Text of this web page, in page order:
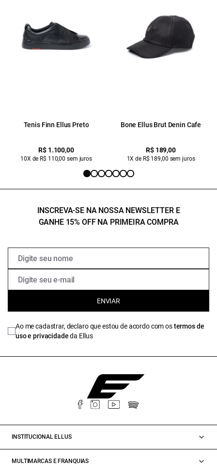
Tenis Finn Ellus Preto
R$ 1.100,00
10X de R$ 110,00 sem juros
Bone Ellus Brut Denin Cafe
R$ 189,00
1X de R$ 189,00 sem juros
INSCREVA-SE NA NOSSA NEWSLETTER E
GANHE 15% OFF NA PRIMEIRA COMPRA
ENVIAR
Ao me cadastrar, declaro que estou de acordo com ostermos de
uso e privacidadeda Ellus
INSTITUCIONAL ELLUS
MULTIMARCAS E FRANQUIAS